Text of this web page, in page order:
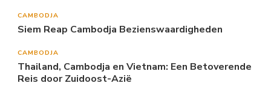
CAMBODJA
Siem Reap Cambodja Bezienswaardigheden
CAMBODJA
Thailand, Cambodja en Vietnam: Een Betoverende
Reis door Zuidoost-Azië